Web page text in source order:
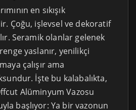
en sıkışık
Çoğu, işlevsel ve dekoratif
Seramik olanlar gelenek
yaslanır, yenilikçi
çalışır ama
İşte bu kalabalıkta,
Alüminyum Vazosu
başlıyor: Ya bir vazonun